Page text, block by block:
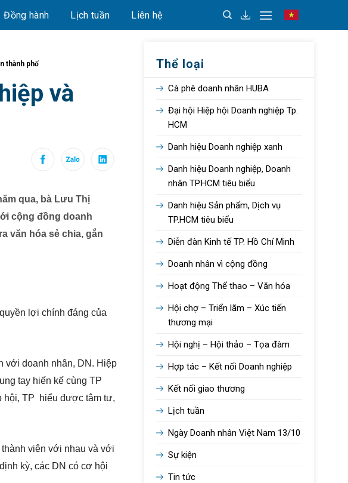
Đồng hành Lịch tuần Liên hệ
Vietnamese
thành phố
và
qua, bà Lưu Thị
cộng đồng doanh
văn hóa sẻ chia, gắn
lợi chính đáng của
với doanh nhân, DN. Hiệp
tay hiến kế cùng TP
hội, TP hiểu được tâm tư,
viên với nhau và với
kỳ, các DN có cơ hội
Thể loại
Cà phê doanh nhân HUBA
Đại hội Hiệp hội Doanh nghiệp Tp.
HCM
Danh hiệu Doanh nghiệp xanh
Danh hiệu Doanh nghiệp, Doanh
nhân TP.HCM tiêu biểu
Danh hiệu Sản phẩm, Dịch vụ
TP.HCM tiêu biểu
Diễn đàn Kinh tế TP. Hồ Chí Minh
Doanh nhân vì cộng đồng
Hoạt động Thể thao – Văn hóa
Hội chợ – Triển lãm – Xúc tiến
thương mại
Hội nghị – Hội thảo – Tọa đàm
Hợp tác – Kết nối Doanh nghiệp
Kết nối giao thương
Lịch tuần
Ngày Doanh nhân Việt Nam 13/10
Sự kiện
Tin tức